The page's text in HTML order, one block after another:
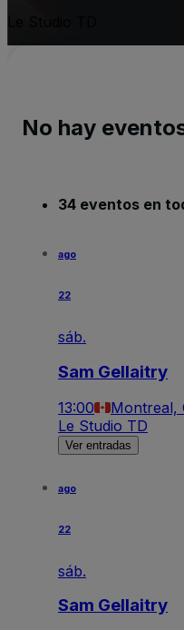
No hay
34 eventos en
ago
22
sáb.
Sam Gellaitry
13:00 Montreal,
Le Studio TD
Ver entradas
ago
22
sáb.
Sam Gellaitry